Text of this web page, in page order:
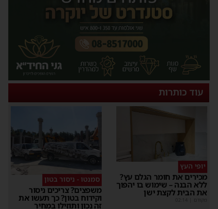
עוד כותרות
יופי העץ
מכירים את חומר הגלם עץ?
ללא הבנה – שימוש בו יהפוך
את הבית לקצת ישן
מקודם
סמנטו - ניסור בטון
משפצים? צריכים ניסור
וקידוח בטון? כך תעשו את
זה נכון ותוזילו במחיר